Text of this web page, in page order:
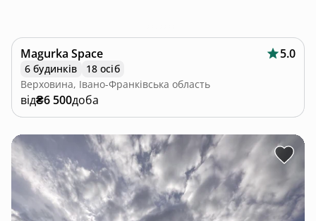
Magurka Space 5.0
6 будинків
18 осіб
Верховина, Івано-Франківська область
від₴6 500доба